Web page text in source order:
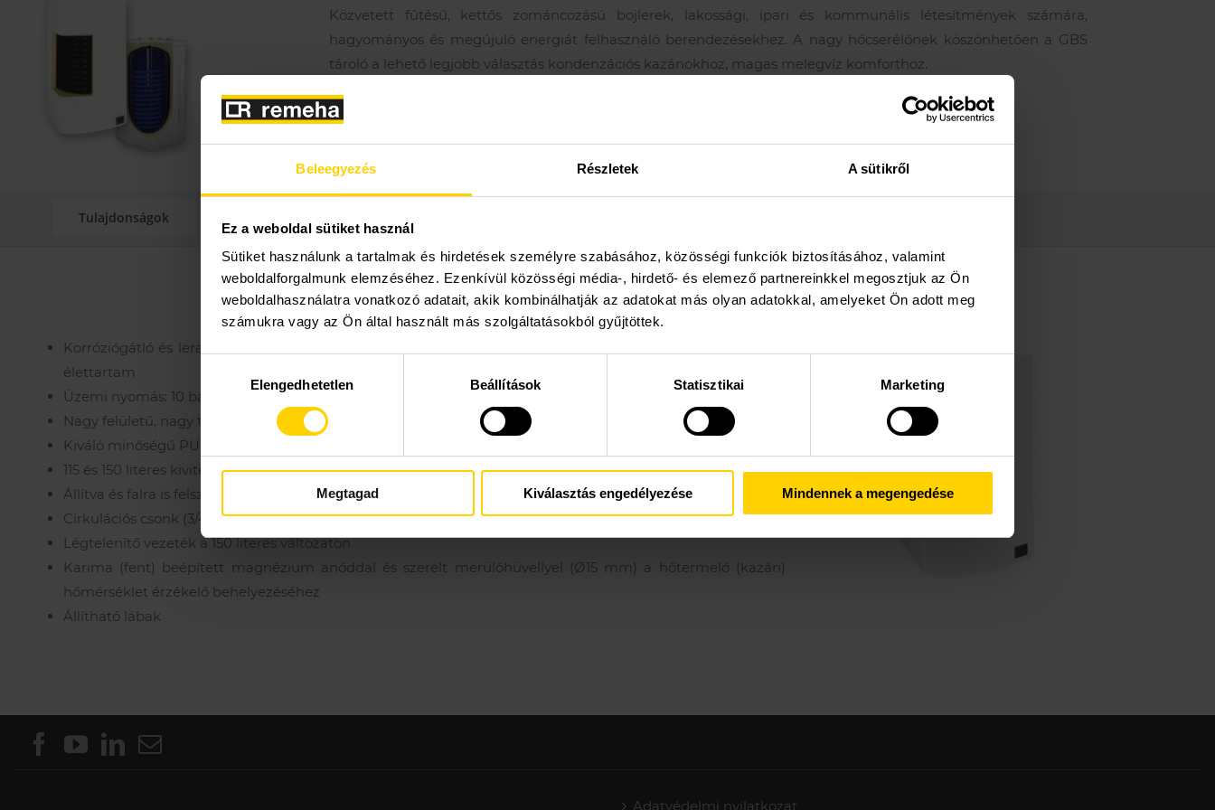
Beleegyezés Részletek A sütikről
Ez a weboldal sütiket használ
Sütiket használunk a tartalmak és hirdetések személyre szabásához, közösségi funkciók biztosításához, valamint
weboldalforgalmunk elemzéséhez. Ezenkívül közösségi média-, hirdető- és elemező partnereinkkel megosztjuk az Ön
weboldalhasználatra vonatkozó adatait, akik kombinálhatják az adatokat más olyan adatokkal, amelyeket Ön adott meg
számukra vagy az Ön által használt más szolgáltatásokból gyűjtöttek.
kiválasztásaElengedhetetlen Beállítások Statisztikai Marketing
Megtagad Kiválasztás engedélyezése Mindennek a megengedése
Közvetett fűtésű, kettős zománcozású bojlerek, lakossági, ipari és kommunális létesítmények számára,
hagyományos és megújuló energiát felhasználó berendezésekhez. A nagy hőcserélőnek köszönhetően a GBS
tároló a lehető legjobb választás kondenzációs kazánokhoz, magas melegvíz komforthoz.
Tulajdonságok
Tulajdonságok
Korróziógátló és lerakódásmentes rugalmas kettős vákuumzománcozású tartály és fűtőcsőkígyó – hosszú
élettartam
Üzemi nyomás: 10 bar
Nagy felületű, nagy teljesítményű fűtőcsőkígyó
Kiváló minőségű PU habszigetelés (50 mm)
115 és 150 literes kivitel
Állítva és falra is felszerelhető
Cirkulációs csonk (3/4”)
Légtelenítő vezeték a 150 literes változaton
Karima (fent) beépített magnézium anóddal és szerelt merülőhüvellyel (Ø15 mm) a hőtermelő (kazán)
hőmérséklet érzékelő behelyezéséhez
Állítható lábak
Adatvédelmi nyilatkozat